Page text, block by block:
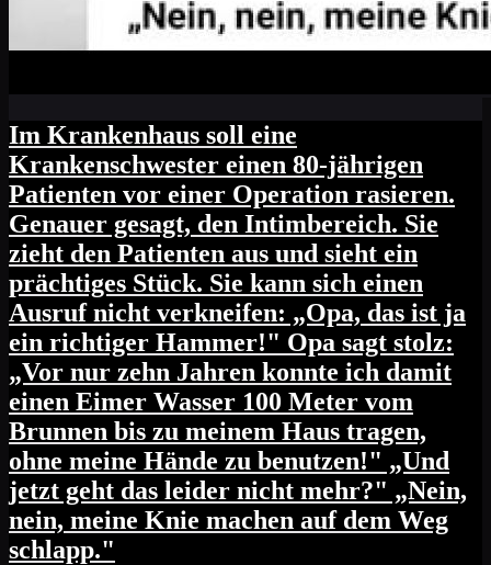
Im Krankenhaus soll eine
Krankenschwester einen 80-jährigen
Patienten vor einer Operation rasieren.
Genauer gesagt, den Intimbereich. Sie
zieht den Patienten aus und sieht ein
prächtiges Stück. Sie kann sich einen
Ausruf nicht verkneifen: „Opa, das ist ja
ein richtiger Hammer!" Opa sagt stolz:
„Vor nur zehn Jahren konnte ich damit
einen Eimer Wasser 100 Meter vom
Brunnen bis zu meinem Haus tragen,
ohne meine Hände zu benutzen!" „Und
jetzt geht das leider nicht mehr?" „Nein,
nein, meine Knie machen auf dem Weg
schlapp."